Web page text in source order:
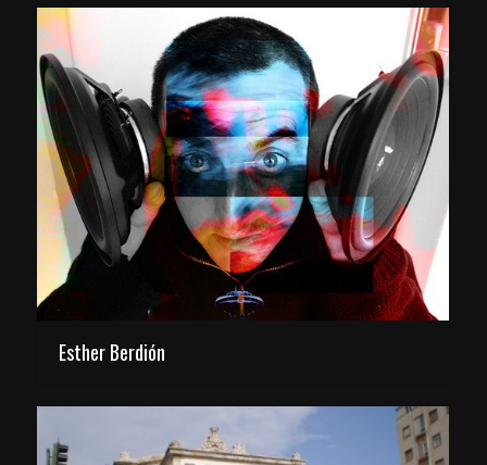
Esther Berdión